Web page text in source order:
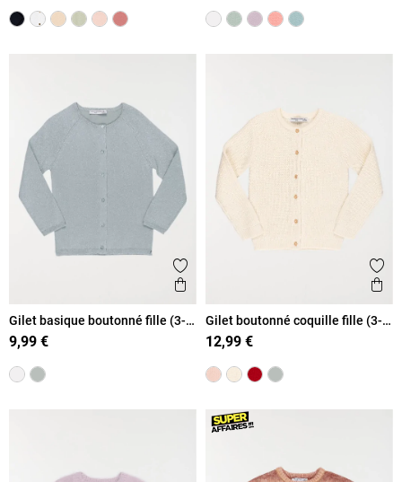
Ajouter aux favoris
Aperçu rapide
Gilet basique boutonné fille (3-
12A)
9,99 €
Gilet boutonné coquille fille (3-
12A)
12,99 €